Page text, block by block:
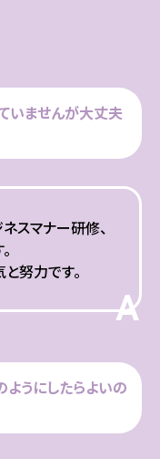
いませんが大丈夫
A
スマナー研修、
努力です。
うにしたらよいの